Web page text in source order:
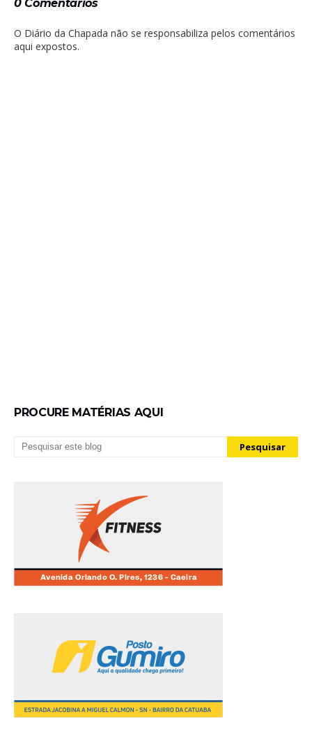
0 Comentários
O Diário da Chapada não se responsabiliza pelos comentários
aqui expostos.
PROCURE MATÉRIAS AQUI